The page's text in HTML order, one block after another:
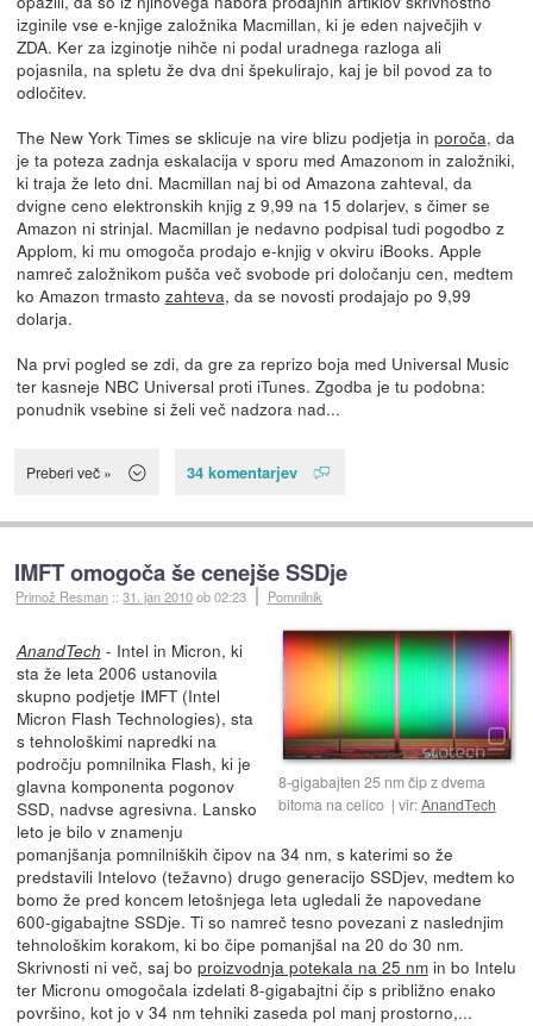
izginile vse e-knjige založnika Macmillan, ki je eden največjih v
ZDA. Ker za izginotje nihče ni podal uradnega razloga ali
pojasnila, na spletu že dva dni špekulirajo, kaj je bil povod za to
odločitev.
The New York Times se sklicuje na vire blizu podjetja in poroča, da
je ta poteza zadnja eskalacija v sporu med Amazonom in založniki,
ki traja že leto dni. Macmillan naj bi od Amazona zahteval, da
dvigne ceno elektronskih knjig z 9,99 na 15 dolarjev, s čimer se
Amazon ni strinjal. Macmillan je nedavno podpisal tudi pogodbo z
Applom, ki mu omogoča prodajo e-knjig v okviru iBooks. Apple
namreč založnikom pušča več svobode pri določanju cen, medtem
ko Amazon trmasto zahteva, da se novosti prodajajo po 9,99
dolarja.
Na prvi pogled se zdi, da gre za reprizo boja med Universal Music
ter kasneje NBC Universal proti iTunes. Zgodba je tu podobna:
ponudnik vsebine si želi več nadzora nad...
Preberi več » 34 komentarjev
IMFT omogoča še cenejše SSDje
Primož Resman ::31. jan 2010ob 02:23 Pomnilnik
8-gigabajten 25 nm čip z dvema
bitoma na celico
vir:AnandTech
AnandTech - Intel in Micron, ki
sta že leta 2006 ustanovila
skupno podjetje IMFT (Intel
Micron Flash Technologies), sta
s tehnološkimi napredki na
področju pomnilnika Flash, ki je
glavna komponenta pogonov
SSD, nadvse agresivna. Lansko
leto je bilo v znamenju
pomanjšanja pomnilniških čipov na 34 nm, s katerimi so že
predstavili Intelovo (težavno) drugo generacijo SSDjev, medtem ko
bomo že pred koncem letošnjega leta ugledali že napovedane
600-gigabajtne SSDje. Ti so namreč tesno povezani z naslednjim
tehnološkim korakom, ki bo čipe pomanjšal na 20 do 30 nm.
Skrivnosti ni več, saj bo proizvodnja potekala na 25 nmin bo Intelu
ter Micronu omogočala izdelati 8-gigabajtni čip s približno enako
površino, kot jo v 34 nm tehniki zaseda pol manj prostorno,...